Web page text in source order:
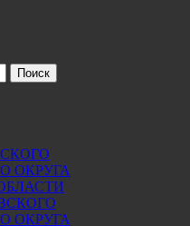
ОКРУГА
ОКРУГА